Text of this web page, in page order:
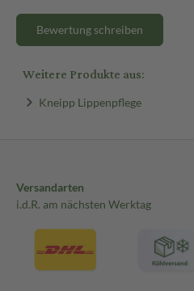
Bewertung schreiben
Weitere Produkte aus:
Kneipp Lippenpflege
Versandarten
i.d.R. am nächsten Werktag